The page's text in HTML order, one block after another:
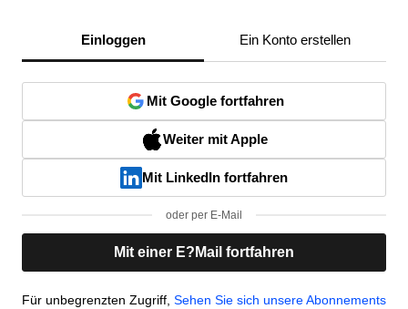
Einloggen Ein Konto erstellen
Mit Google fortfahren
Weiter mit Apple
Mit LinkedIn fortfahren
oder per E-Mail
Mit einer E?Mail fortfahren
Für unbegrenzten Zugriff, Sehen Sie sich unsere Abonnements